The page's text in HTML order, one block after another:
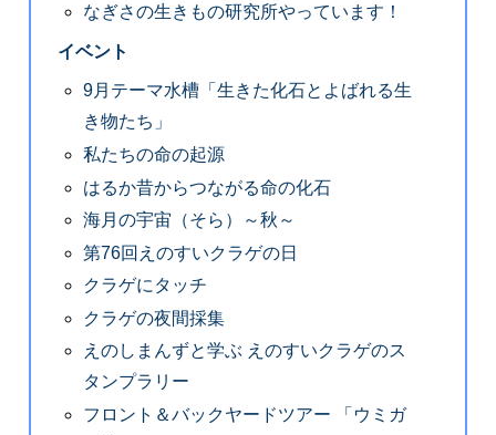
なぎさの生きもの研究所やっています！
イベント
9月テーマ水槽「生きた化石とよばれる生
き物たち」
私たちの命の起源
はるか昔からつながる命の化石
海月の宇宙（そら）～秋～
第76回えのすいクラゲの日
クラゲにタッチ
クラゲの夜間採集
えのしまんずと学ぶ えのすいクラゲのス
タンプラリー
フロント＆バックヤードツアー 「ウミガ